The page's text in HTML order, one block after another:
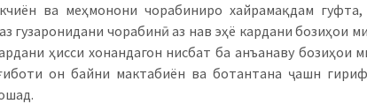
ва меҳмонони чорабиниро хайрамақдам гуфта,
гузаронидани чорабинӣ аз нав эҳё кардани бозиҳои
ҳисси хонандагон нисбат ба анъанаву бозиҳои
он байни мактабиён ва ботантана ҷашн